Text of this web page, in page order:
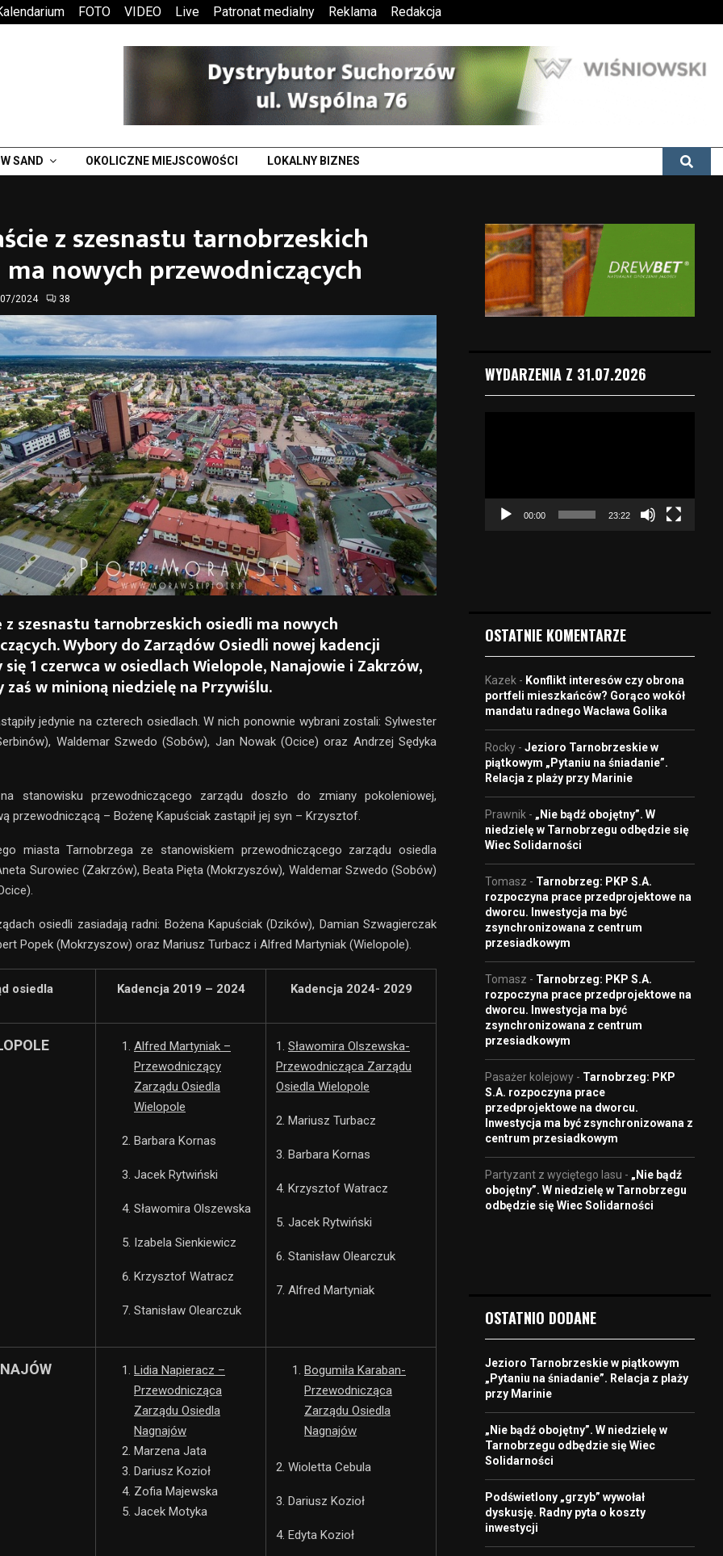
FOTO VIDEO Live Patronat medialny Reklama Redakcja
SAND OKOLICZNE MIEJSCOWOŚCI LOKALNY BIZNES
z szesnastu tarnobrzeskich
nowych przewodniczących
2024 38
z szesnastu tarnobrzeskich osiedli ma nowych
Wybory do Zarządów Osiedli nowej kadencji
się 1 czerwca w osiedlach Wielopole, Nanajowie i Zakrzów,
zaś w minioną niedzielę na Przywiślu.
jedynie na czterech osiedlach. W nich ponownie wybrani zostali: Sylwester
Waldemar Szwedo (Sobów), Jan Nowak (Ocice) oraz Andrzej Sędyka
stanowisku przewodniczącego zarządu doszło do zmiany pokoleniowej,
przewodniczącą – Bożenę Kapuściak zastąpił jej syn – Krzysztof.
miasta Tarnobrzega ze stanowiskiem przewodniczącego zarządu osiedla
Surowiec (Zakrzów), Beata Pięta (Mokrzyszów), Waldemar Szwedo (Sobów)
osiedli zasiadają radni: Bożena Kapuściak (Dzików), Damian Szwagierczak
Popek (Mokrzyszow) oraz Mariusz Turbacz i Alfred Martyniak (Wielopole).
osiedla Kadencja 2019 – 2024 Kadencja 2024- 2029
Alfred Martyniak –
Przewodniczący
Zarządu Osiedla
Wielopole
Barbara Kornas
Jacek Rytwiński
Sławomira Olszewska
Izabela Sienkiewicz
Krzysztof Watracz
Stanisław Olearczuk
1. Sławomira Olszewska-
Przewodnicząca Zarządu
Osiedla Wielopole
2. Mariusz Turbacz
3. Barbara Kornas
4. Krzysztof Watracz
5. Jacek Rytwiński
6. Stanisław Olearczuk
7. Alfred Martyniak
Lidia Napieracz –
Przewodnicząca
Zarządu Osiedla
Nagnajów
Marzena Jata
Dariusz Kozioł
Zofia Majewska
Jacek Motyka
Bogumiła Karaban-
Przewodnicząca
Zarządu Osiedla
Nagnajów
2. Wioletta Cebula
3. Dariusz Kozioł
4. Edyta Kozioł
WYDARZENIA Z 31.07.2026
e
o
00:00 23:22
OSTATNIE KOMENTARZE
Kazek - Konflikt interesów czy obrona
portfeli mieszkańców? Gorąco wokół
mandatu radnego Wacława Golika
Rocky - Jezioro Tarnobrzeskie w
piątkowym „Pytaniu na śniadanie”.
Relacja z plaży przy Marinie
Prawnik - „Nie bądź obojętny”. W
niedzielę w Tarnobrzegu odbędzie się
Wiec Solidarności
Tomasz - Tarnobrzeg: PKP S.A.
rozpoczyna prace przedprojektowe na
dworcu. Inwestycja ma być
zsynchronizowana z centrum
przesiadkowym
Tomasz - Tarnobrzeg: PKP S.A.
rozpoczyna prace przedprojektowe na
dworcu. Inwestycja ma być
zsynchronizowana z centrum
przesiadkowym
Pasażer kolejowy - Tarnobrzeg: PKP
S.A. rozpoczyna prace
przedprojektowe na dworcu.
Inwestycja ma być zsynchronizowana z
centrum przesiadkowym
Partyzant z wyciętego lasu - „Nie bądź
obojętny”. W niedzielę w Tarnobrzegu
odbędzie się Wiec Solidarności
OSTATNIO DODANE
Jezioro Tarnobrzeskie w piątkowym
„Pytaniu na śniadanie”. Relacja z plaży
przy Marinie
„Nie bądź obojętny”. W niedzielę w
Tarnobrzegu odbędzie się Wiec
Solidarności
Podświetlony „grzyb” wywołał
dyskusję. Radny pyta o koszty
inwestycji